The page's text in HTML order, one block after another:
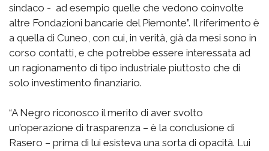
sindaco - ad esempio quelle che vedono coinvolte
altre Fondazioni bancarie del Piemonte”. Il riferimento è
a quella di Cuneo, con cui, in verità, già da mesi sono in
corso contatti, e che potrebbe essere interessata ad
un ragionamento di tipo industriale piuttosto che di
solo investimento finanziario.
“A Negro riconosco il merito di aver svolto
un’operazione di trasparenza – è la conclusione di
Rasero – prima di lui esisteva una sorta di opacità. Lui